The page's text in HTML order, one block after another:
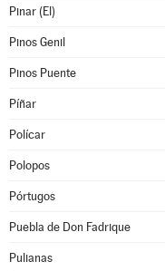
Pinar (El)
Pinos Genil
Pinos Puente
Píñar
Polícar
Polopos
Pórtugos
Puebla de Don Fadrique
Pulianas